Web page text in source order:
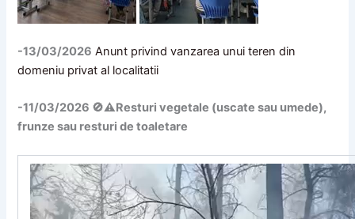
-13/03/2026 Anunt privind vanzarea unui teren din
domeniu privat al localitatii
-11/03/2026 🚫​⚠️Resturi vegetale (uscate sau umede),
frunze sau resturi de toaletare
Player
video